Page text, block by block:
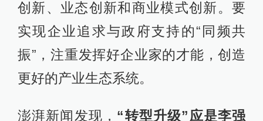
会议，认真学习领会中央对经济形势
的最新判断和工作要求，分析当前经
济形势，研究下一阶段经济工作。会
议强调，要按照中央要求，以供给侧
结构性改革为主线做好经济工作，做